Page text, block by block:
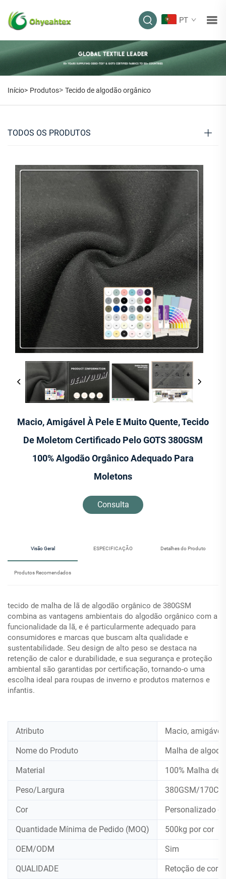
PT
Início> Produtos> Tecido de algodão orgânico
TODOS OS PRODUTOS
Macio, Amigável À Pele E Muito Quente, Tecido
De Moletom Certificado Pelo GOTS 380GSM
100% Algodão Orgânico Adequado Para
Moletons
Consulta
Visão Geral ESPECIFICAÇÃO Detalhes do Produto
Produtos Recomendados
tecido de malha de lã de algodão orgânico de 380GSM
combina as vantagens ambientais do algodão orgânico com a
funcionalidade da lã, e é particularmente adequado para
consumidores e marcas que buscam alta qualidade e
sustentabilidade. Seu design de alto peso se destaca na
retenção de calor e durabilidade, e sua segurança e proteção
ambiental são garantidas por certificação, tornando-o uma
escolha ideal para roupas de inverno e produtos maternos e
infantis.
Atributo Macio,
Nome do Produto Malha de
Material 100% Malha de
Peso/Largura 380GSM/170CM
Cor Personalizado
Quantidade Mínima de Pedido (MOQ) 500kg por cor
OEM/ODM Sim
QUALIDADE Retoção de cor